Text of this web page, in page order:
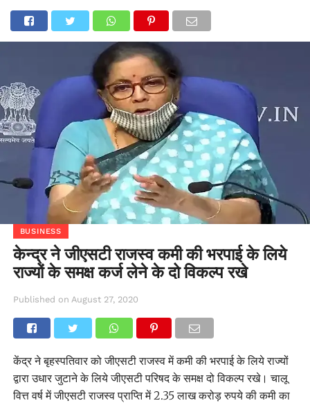
BUSINESS
केन्द्र ने जीएसटी राजस्व कमी की भरपाई के लिये
राज्यों के समक्ष कर्ज लेने के दो विकल्प रखे
Published on August 27, 2020
केंद्र ने बृहस्पतिवार को जीएसटी राजस्व में कमी की भरपाई के लिये राज्यों
द्वारा उधार जुटाने के लिये जीएसटी परिषद के समक्ष दो विकल्प रखे। चालू
वित्त वर्ष में जीएसटी राजस्व प्राप्ति में 2.35 लाख करोड़ रुपये की कमी का